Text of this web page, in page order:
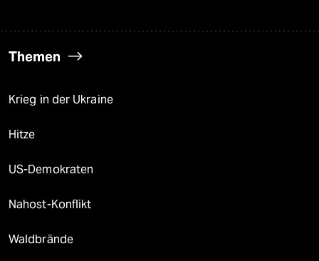
Themen
Krieg in der Ukraine
Hitze
US-Demokraten
Nahost-Konflikt
Waldbrände